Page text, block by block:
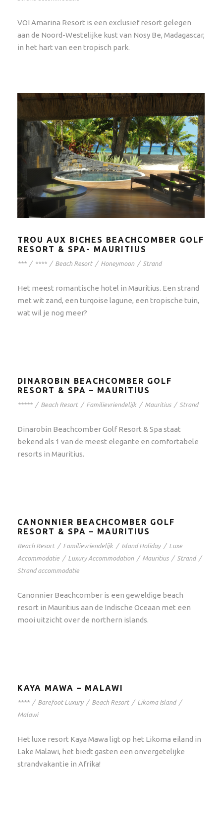
VOI Amarina Resort is een exclusief resort gelegen
aan de Noord-Westelijke kust van Nosy Be, Madagascar,
in het hart van een tropisch park.
TROU AUX BICHES BEACHCOMBER GOLF
RESORT & SPA- MAURITIUS
*** / **** / Beach Resort / Honeymoon / Strand
Het meest romantische hotel in Mauritius. Een strand
met wit zand, een turqoise lagune, een tropische tuin,
wat wil je nog meer?
DINAROBIN BEACHCOMBER GOLF
RESORT & SPA – MAURITIUS
***** / Beach Resort / Familievriendelijk / Mauritius / Strand
Dinarobin Beachcomber Golf Resort & Spa staat
bekend als 1 van de meest elegante en comfortabele
resorts in Mauritius.
CANONNIER BEACHCOMBER GOLF
RESORT & SPA – MAURITIUS
Beach Resort / Familievriendelijk / Island Holiday / Luxe
Accommodatie / Luxury Accommodation / Mauritius / Strand /
Strand accommodatie
Canonnier Beachcomber is een geweldige beach
resort in Mauritius aan de Indische Oceaan met een
mooi uitzicht over de northern islands.
KAYA MAWA – MALAWI
**** / Barefoot Luxury / Beach Resort / Likoma Island /
Malawi
Het luxe resort Kaya Mawa ligt op het Likoma eiland in
Lake Malawi, het biedt gasten een onvergetelijke
strandvakantie in Afrika!